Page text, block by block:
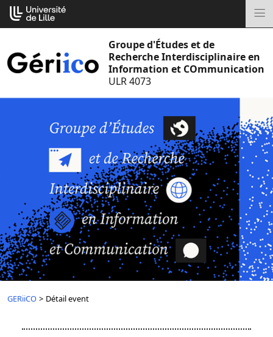
Aller
au
Groupe d'Études et de
Recherche Interdisciplinaire en
Information et COmmunication
ULR 4073
GERiiCO > Détail event
Cookies management panel